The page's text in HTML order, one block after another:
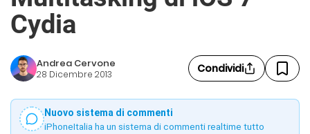
Cydia
Andrea Cervone
28 Dicembre 2013 Condividi
Nuovo sistema di commenti
iPhoneItalia ha un sistema di commenti realtime tutto